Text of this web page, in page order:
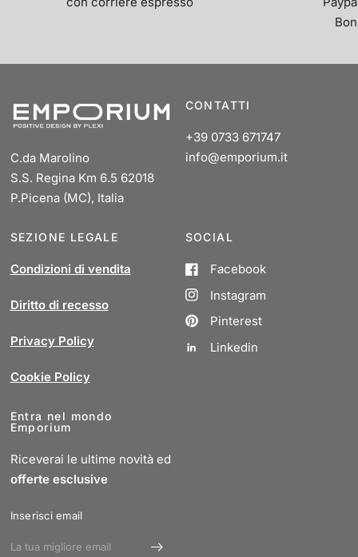
C.da Marolino
S.S. Regina Km 6.5 62018
P.Picena (MC), Italia
CONTATTI
+39 0733 671747
info@emporium.it
SEZIONE LEGALE
Condizioni di vendita
Diritto di recesso
Privacy Policy
Cookie Policy
SOCIAL
Facebook
Instagram
Pinterest
Linkedin
Entra nel mondo
Emporium
Riceverai le ultime novità ed
offerte esclusive
Inserisci email